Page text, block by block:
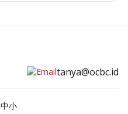
tanya@ocbc.id
中小